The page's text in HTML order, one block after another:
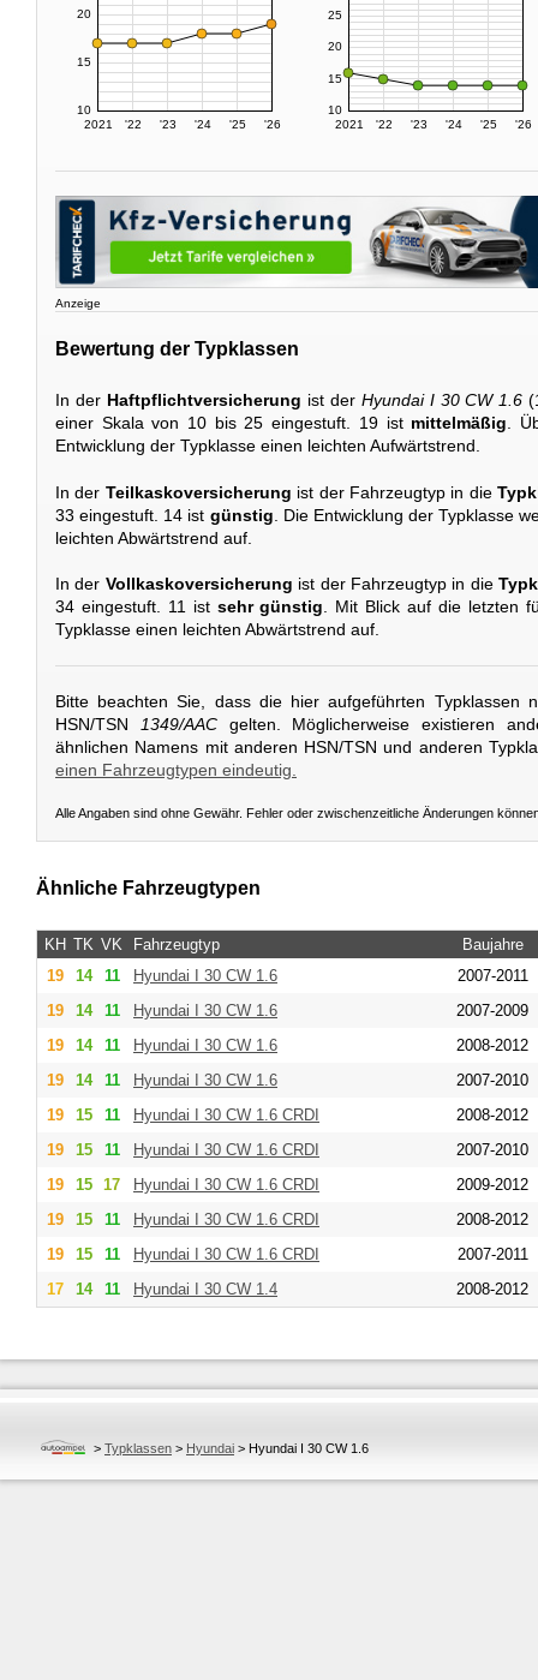
2021 '22 '23 '24 '25 '26
10
15
20
2021 '22 '23 '24 '25 '26
10
15
20
25
Anzeige
Bewertung der Typklassen
In der Haftpflichtversicherung ist der Hyundai I 30 CW 1.6
einer Skala von 10 bis 25 eingestuft. 19 ist mittelmäßig .
Entwicklung der Typklasse einen leichten Aufwärtstrend.
In der Teilkaskoversicherung ist der Fahrzeugtyp in die
33 eingestuft. 14 ist günstig . Die Entwicklung der Typklasse
leichten Abwärtstrend auf.
In der Vollkaskoversicherung ist der Fahrzeugtyp in die
34 eingestuft. 11 ist sehr günstig. Mit Blick auf die letzten
Typklasse einen leichten Abwärtstrend auf.
Bitte beachten Sie, dass die hier aufgeführten Typklassen
HSN/TSN
1349/AACgelten. Möglicherweise existieren
ähnlichen Namens mit anderen HSN/TSN und anderen
einen Fahrzeugtypen eindeutig.
Alle Angaben sind ohne Gewähr. Fehler oder zwischenzeitliche Änderungen
Ähnliche Fahrzeugtypen
KH TK VK Fahrzeugtyp
Baujahre
19
14 11 Hyundai I 30 CW 1.6
2007-2011
19
14 11 Hyundai I 30 CW 1.6
2007-2009
19
14 11 Hyundai I 30 CW 1.6
2008-2012
19
14 11 Hyundai I 30 CW 1.6
2007-2010
19
15 11 Hyundai I 30 CW 1.6 CRDI
2008-2012
19
15 11 Hyundai I 30 CW 1.6 CRDI
2007-2010
19
15 17 Hyundai I 30 CW 1.6 CRDI
2009-2012
19
15 11 Hyundai I 30 CW 1.6 CRDI
2008-2012
19
15 11 Hyundai I 30 CW 1.6 CRDI
2007-2011
17
14 11 Hyundai I 30 CW 1.4 2008-2012
> Typklassen > Hyundai > Hyundai I 30 CW 1.6